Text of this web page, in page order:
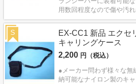
用数回程度なので傷や汚
EX-CC1 新品 エクセ
キャリングケース
2,200 円（税込）
●メーカー問わず様々な無
納可能なナイロン製のキ
S